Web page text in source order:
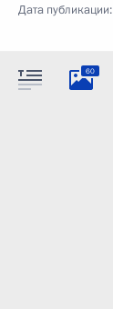
Дата публикации:
60